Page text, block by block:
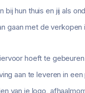
bij hun thuis en jij als
gaan met de verkopen
hoeft te
aan te leveren in
van je logo,